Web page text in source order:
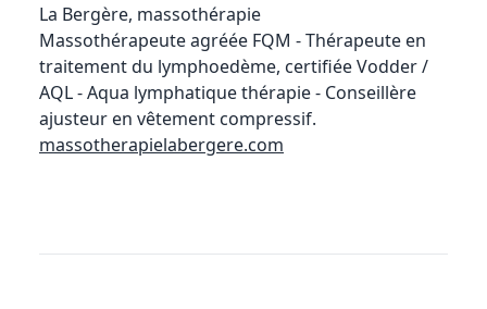
La Bergère, massothérapie
Massothérapeute agréée FQM - Thérapeute en
traitement du lymphoedème, certifiée Vodder /
AQL - Aqua lymphatique thérapie - Conseillère
ajusteur en vêtement compressif.
massotherapielabergere.com